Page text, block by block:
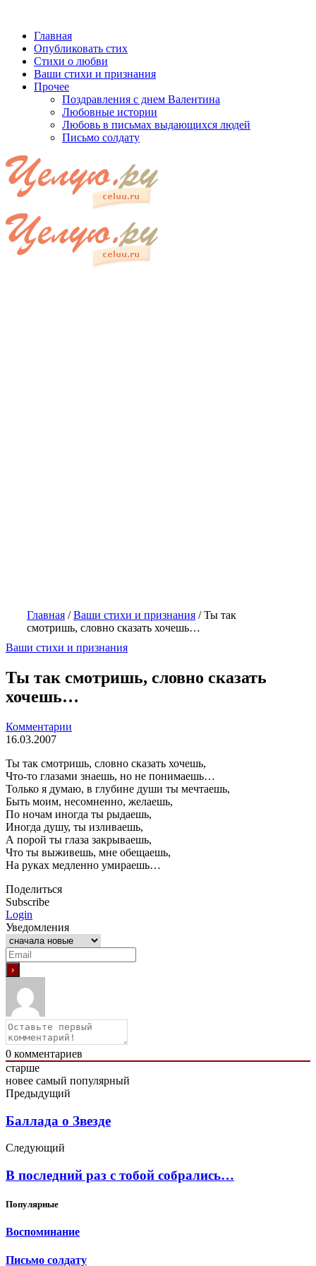
Главная
Опубликовать стих
Стихи о любви
Ваши стихи и признания
Прочее
Поздравления с днем Валентина
Любовные истории
Любовь в письмах выдающихся людей
Письмо солдату
Главная /Ваши стихи и признания /Ты так
смотришь, словно сказать хочешь…
Ваши стихи и признания
Ты так смотришь, словно сказать
хочешь…
Комментарии
16.03.2007
Ты так смотришь, словно сказать хочешь,
Что-то глазами знаешь, но не понимаешь…
Только я думаю, в глубине души ты мечтаешь,
Быть моим, несомненно, желаешь,
По ночам иногда ты рыдаешь,
Иногда душу, ты изливаешь,
А порой ты глаза закрываешь,
Что ты выживешь, мне обещаешь,
На руках медленно умираешь…
Поделиться
Subscribe
Login
Уведомления
0 комментариев
старше
новее самый популярный
Предыдущий
Баллада о Звезде
Следующий
В последний раз с тобой собрались…
Популярные
Воспоминание
Письмо солдату